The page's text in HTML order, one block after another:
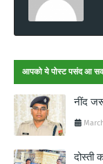
आपको ये पोस्ट पसंद आ
नींद
दोस्ती